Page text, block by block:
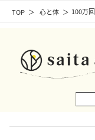
TOP 心と体 100万